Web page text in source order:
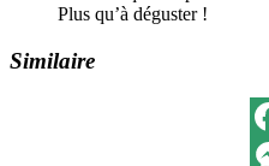
Plus qu’à déguster !
Similaire